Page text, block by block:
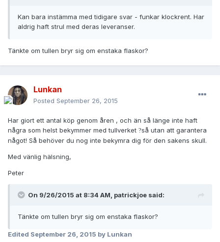
Kan bara instämma med tidigare svar - funkar klockrent. Har
aldrig haft strul med deras leveranser.
Tänkte om tullen bryr sig om enstaka flaskor?
Lunkan
Posted September 26, 2015
Har giort ett antal köp genom åren , och än så länge inte haft
några som helst bekymmer med tullverket ?så utan att garantera
något! Så behöver du nog inte bekymra dig för den sakens skull.
Med vänlig hälsning,
Peter
On 9/26/2015 at 8:34 AM, patrickjoe said:
Tänkte om tullen bryr sig om enstaka flaskor?
Edited September 26, 2015 by Lunkan